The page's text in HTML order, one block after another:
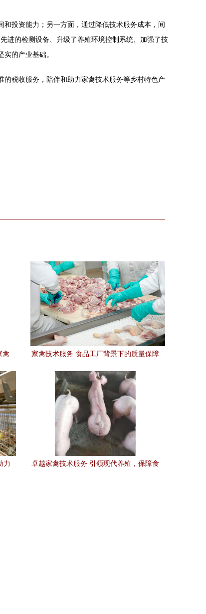
投资能力；另一方面，通过降低技术服务成本，间
进的检测设备、升级了养殖环境控制系统、加强了技
的产业基础。
税收服务，陪伴和助力家禽技术服务等乡村特色产
禽
家禽技术服务 食品工厂背景下的质量保障
力
卓越家禽技术服务 引领现代养殖，保障食